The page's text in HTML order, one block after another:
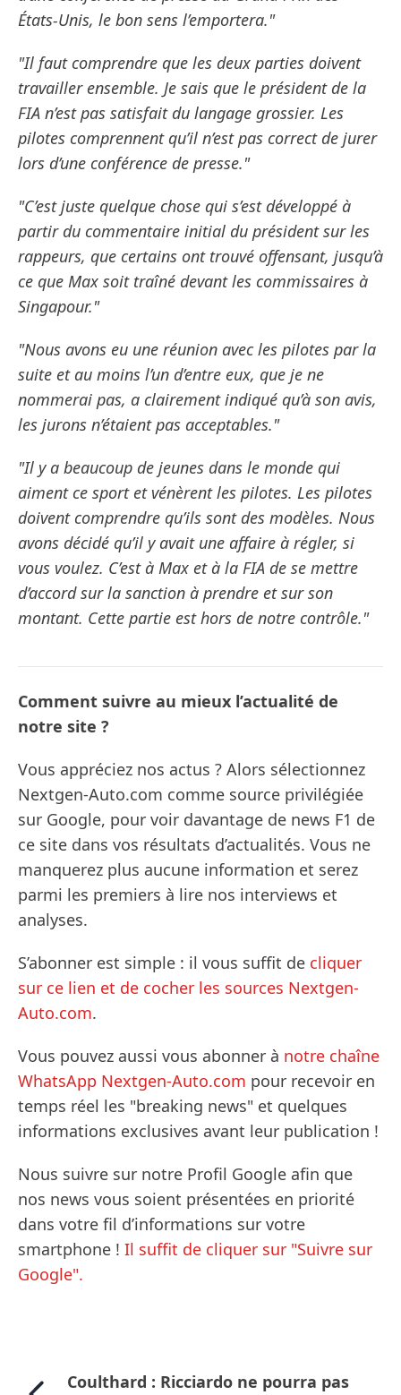
États-Unis, le bon sens l’emportera."
"Il faut comprendre que les deux parties doivent
travailler ensemble. Je sais que le président de la
FIA n’est pas satisfait du langage grossier. Les
pilotes comprennent qu’il n’est pas correct de jurer
lors d’une conférence de presse."
"C’est juste quelque chose qui s’est développé à
partir du commentaire initial du président sur les
rappeurs, que certains ont trouvé offensant, jusqu’à
ce que Max soit traîné devant les commissaires à
Singapour."
"Nous avons eu une réunion avec les pilotes par la
suite et au moins l’un d’entre eux, que je ne
nommerai pas, a clairement indiqué qu’à son avis,
les jurons n’étaient pas acceptables."
"Il y a beaucoup de jeunes dans le monde qui
aiment ce sport et vénèrent les pilotes. Les pilotes
doivent comprendre qu’ils sont des modèles. Nous
avons décidé qu’il y avait une affaire à régler, si
vous voulez. C’est à Max et à la FIA de se mettre
d’accord sur la sanction à prendre et sur son
montant. Cette partie est hors de notre contrôle."
Comment suivre au mieux l’actualité de
notre site ?
Vous appréciez nos actus ? Alors sélectionnez
Nextgen-Auto.com comme source privilégiée
sur Google, pour voir davantage de news F1 de
ce site dans vos résultats d’actualités. Vous ne
manquerez plus aucune information et serez
parmi les premiers à lire nos interviews et
analyses.
S’abonner est simple : il vous suffit de cliquer
sur ce lien et de cocher les sources Nextgen-
Auto.com.
Vous pouvez aussi vous abonner à notre chaîne
WhatsApp Nextgen-Auto.com pour recevoir en
temps réel les "breaking news" et quelques
informations exclusives avant leur publication !
Nous suivre sur notre Profil Google afin que
nos news vous soient présentées en priorité
dans votre fil d’informations sur votre
smartphone ! Il suffit de cliquer sur "Suivre sur
Google".
Coulthard : Ricciardo ne pourra pas